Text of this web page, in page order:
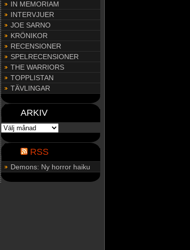
IN MEMORIAM
INTERVJUER
JOE SARNO
KRÖNIKOR
RECENSIONER
SPELRECENSIONER
THE WARRIORS
TOPPLISTAN
TÄVLINGAR
ARKIV
ARKIV
RSS
Demons: Ny horror haiku